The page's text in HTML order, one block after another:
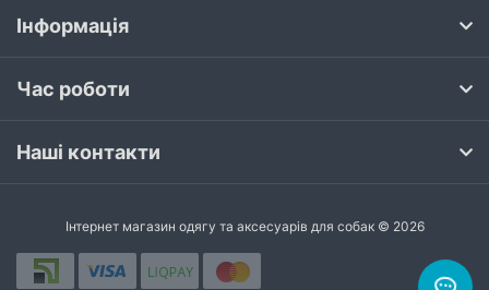
Інформація
Час роботи
Наші контакти
Інтернет магазин одягу та аксесуарів для собак © 2026